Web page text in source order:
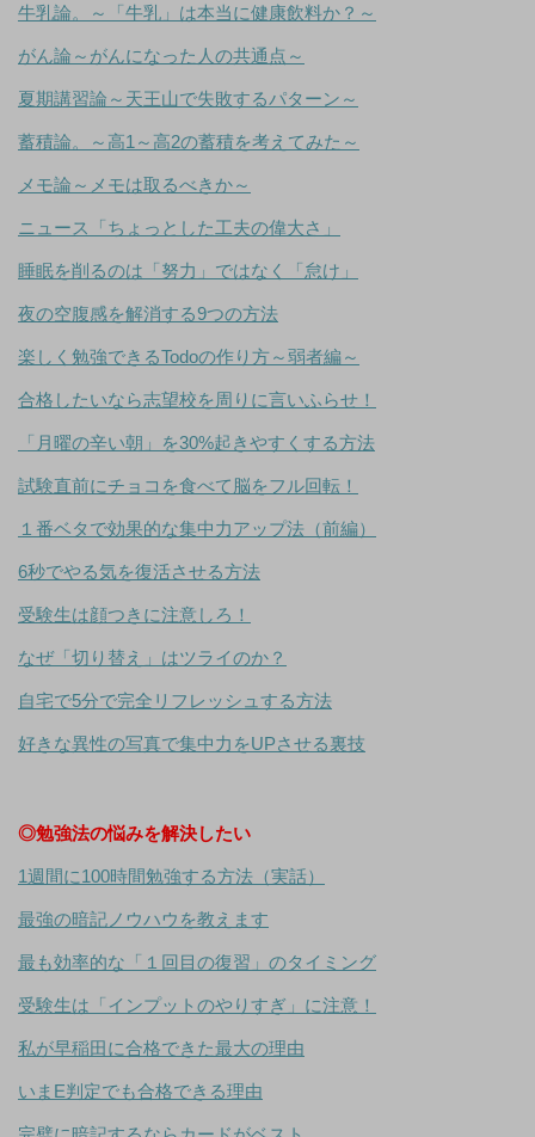
牛乳論。～「牛乳」は本当に健康飲料か？～
がん論～がんになった人の共通点～
夏期講習論～天王山で失敗するパターン～
蓄積論。～高1～高2の蓄積を考えてみた～
メモ論～メモは取るべきか～
ニュース「ちょっとした工夫の偉大さ」
睡眠を削るのは「努力」ではなく「怠け」
夜の空腹感を解消する9つの方法
楽しく勉強できるTodoの作り方～弱者編～
合格したいなら志望校を周りに言いふらせ！
「月曜の辛い朝」を30%起きやすくする方法
試験直前にチョコを食べて脳をフル回転！
１番ベタで効果的な集中力アップ法（前編）
6秒でやる気を復活させる方法
受験生は顔つきに注意しろ！
なぜ「切り替え」はツライのか？
自宅で5分で完全リフレッシュする方法
好きな異性の写真で集中力をUPさせる裏技
◎勉強法の悩みを解決したい
1週間に100時間勉強する方法（実話）
最強の暗記ノウハウを教えます
最も効率的な「１回目の復習」のタイミング
受験生は「インプットのやりすぎ」に注意！
私が早稲田に合格できた最大の理由
いまE判定でも合格できる理由